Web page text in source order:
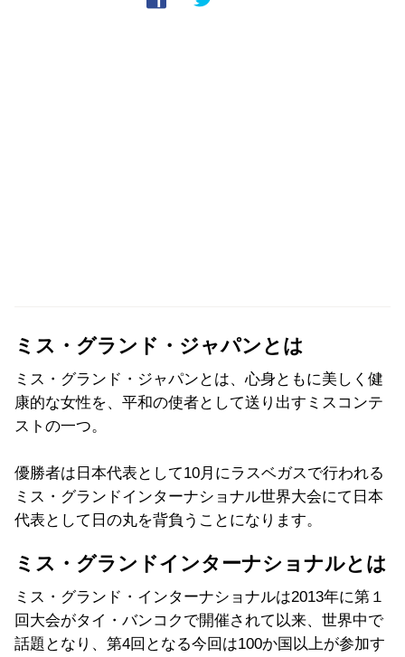
ミス・グランド・ジャパンとは
ミス・グランド・ジャパンとは、心身ともに美しく健
康的な女性を、平和の使者として送り出すミスコンテ
ストの一つ。
優勝者は日本代表として10月にラスベガスで行われる
ミス・グランドインターナショナル世界大会にて日本
代表として日の丸を背負うことになります。
ミス・グランドインターナショナルとは
ミス・グランド・インターナショナルは2013年に第１
回大会がタイ・バンコクで開催されて以来、世界中で
話題となり、第4回となる今回は100か国以上が参加す